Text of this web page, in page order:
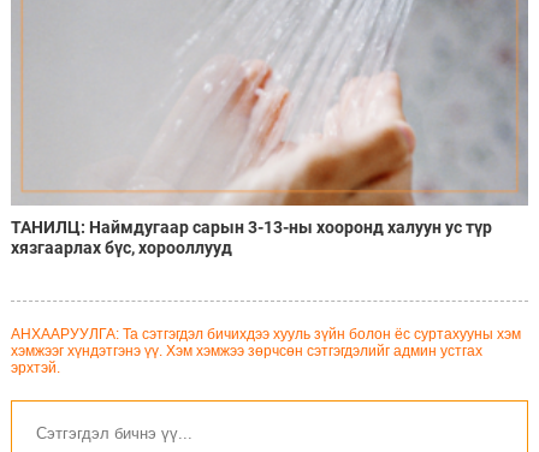
ТАНИЛЦ: Наймдугаар сарын 3-13-ны хооронд халуун ус түр
хязгаарлах бүс, хорооллууд
АНХААРУУЛГА: Та сэтгэгдэл бичихдээ хууль зүйн болон ёс суртахууны хэм
хэмжээг хүндэтгэнэ үү. Хэм хэмжээ зөрчсөн сэтгэгдэлийг админ устгах
эрхтэй.